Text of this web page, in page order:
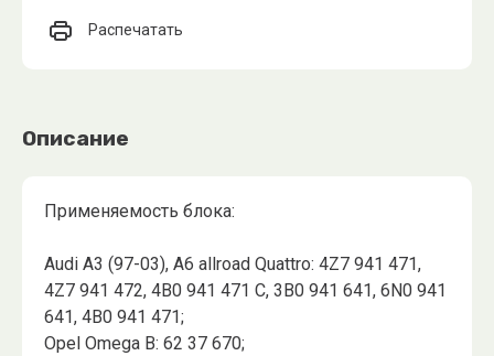
Распечатать
Описание
Применяемость блока:
Audi A3 (97-03), A6 allroad Quattro: 4Z7 941 471,
4Z7 941 472, 4B0 941 471 C, 3B0 941 641, 6N0 941
641, 4B0 941 471;
Opel Omega B: 62 37 670;